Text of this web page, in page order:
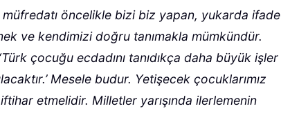
öncelikle bizi biz yapan, yukarda ifade
ve kendimizi doğru tanımakla mümkündür.
çocuğu ecdadını tanıdıkça daha büyük işler
Mesele budur. Yetişecek çocuklarımız
etmelidir. Milletler yarışında ilerlemenin